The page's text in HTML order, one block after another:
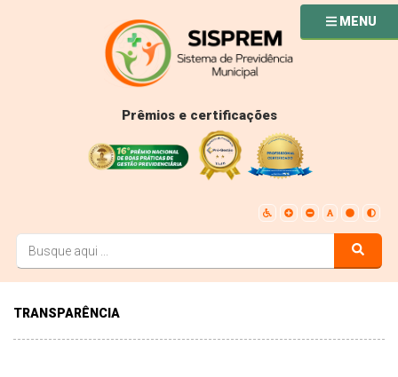
Prêmios e certificações
MENU
TRANSPARÊNCIA